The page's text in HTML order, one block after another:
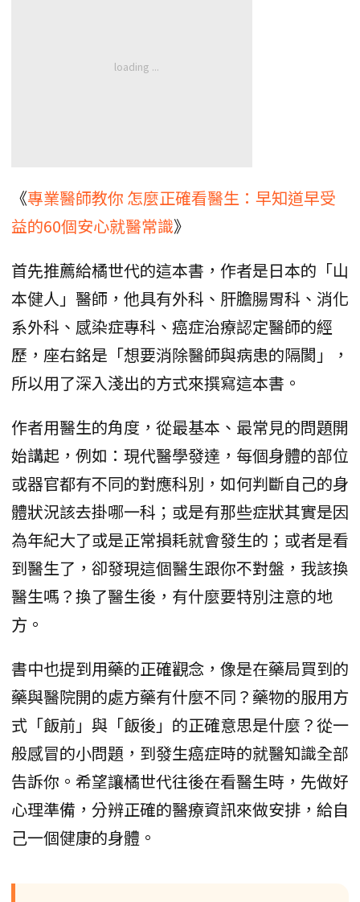
《專業醫師教你 怎麼正確看醫生：早知道早受
益的60個安心就醫常識》
首先推薦給橘世代的這本書，作者是日本的「山
本健人」醫師，他具有外科、肝膽腸胃科、消化
系外科、感染症專科、癌症治療認定醫師的經
歷，座右銘是「想要消除醫師與病患的隔閡」，
所以用了深入淺出的方式來撰寫這本書。
作者用醫生的角度，從最基本、最常見的問題開
始講起，例如：現代醫學發達，每個身體的部位
或器官都有不同的對應科別，如何判斷自己的身
體狀況該去掛哪一科；或是有那些症狀其實是因
為年紀大了或是正常損耗就會發生的；或者是看
到醫生了，卻發現這個醫生跟你不對盤，我該換
醫生嗎？換了醫生後，有什麼要特別注意的地
方。
書中也提到用藥的正確觀念，像是在藥局買到的
藥與醫院開的處方藥有什麼不同？藥物的服用方
式「飯前」與「飯後」的正確意思是什麼？從一
般感冒的小問題，到發生癌症時的就醫知識全部
告訴你。希望讓橘世代往後在看醫生時，先做好
心理準備，分辨正確的醫療資訊來做安排，給自
己一個健康的身體。